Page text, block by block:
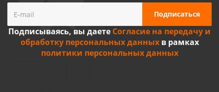
Подписываясь, вы даете Согласие на передачу и
обработку персональных данныхв рамках
политики персональных данных